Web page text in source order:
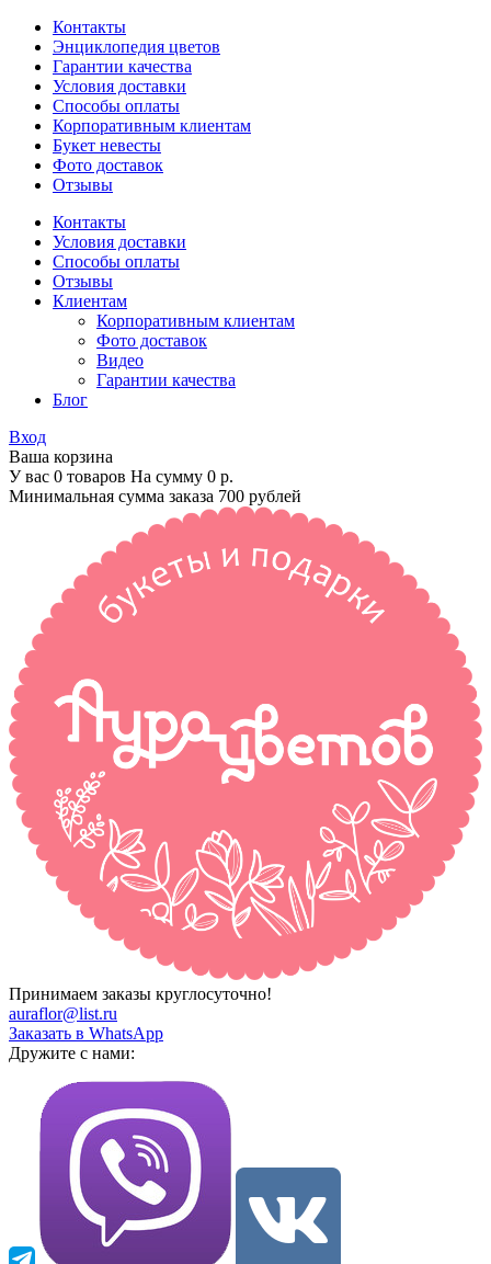
Контакты
Энциклопедия цветов
Гарантии качества
Условия доставки
Способы оплаты
Корпоративным клиентам
Букет невесты
Фото доставок
Отзывы
Контакты
Условия доставки
Способы оплаты
Отзывы
Клиентам
Корпоративным клиентам
Фото доставок
Видео
Гарантии качества
Блог
Вход
Ваша корзина
У вас 0 товаров На сумму 0 р.
Минимальная сумма заказа 700 рублей
Принимаем заказы круглосуточно!
auraflor@list.ru
Заказать в WhatsApp
Дружите с нами: